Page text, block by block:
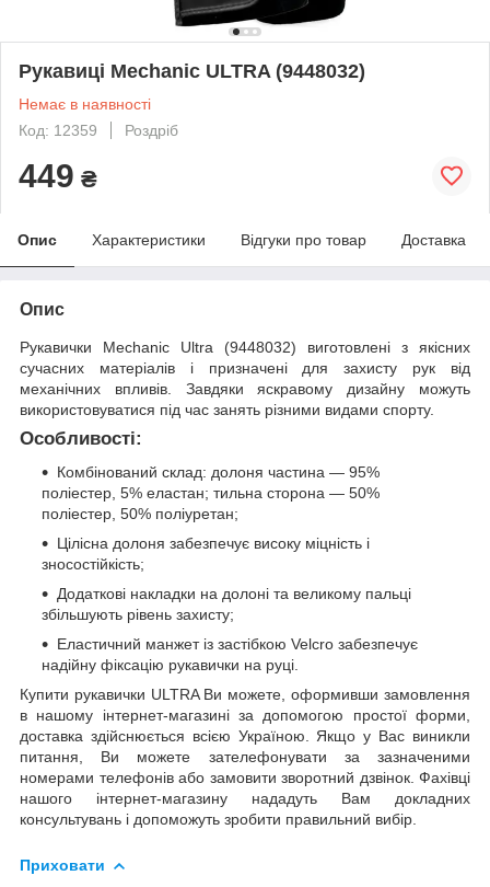
Рукавиці Mechanic ULTRA (9448032)
Немає в наявності
Код: 12359
Роздріб
449 ₴
Опис Характеристики Відгуки про товар Доставка
Опис
Рукавички Mechanic Ultra (9448032) виготовлені з якісних
сучасних матеріалів і призначені для захисту рук від
механічних впливів. Завдяки яскравому дизайну можуть
використовуватися під час занять різними видами спорту.
Особливості:
Комбінований склад: долоня частина — 95%
поліестер, 5% еластан; тильна сторона — 50%
поліестер, 50% поліуретан;
Цілісна долоня забезпечує високу міцність і
зносостійкість;
Додаткові накладки на долоні та великому пальці
збільшують рівень захисту;
Еластичний манжет із застібкою Velcro забезпечує
надійну фіксацію рукавички на руці.
Купити рукавички ULTRA Ви можете, оформивши замовлення
в нашому інтернет-магазині за допомогою простої форми,
доставка здійснюється всією Україною. Якщо у Вас виникли
питання, Ви можете зателефонувати за зазначеними
номерами телефонів або замовити зворотний дзвінок. Фахівці
нашого інтернет-магазину нададуть Вам докладних
консультувань і допоможуть зробити правильний вибір.
Приховати